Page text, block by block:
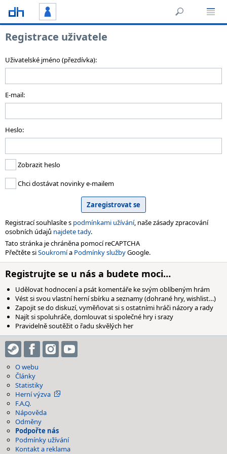
Registrace uživatele
Uživatelské jméno (přezdívka):
E-mail:
Heslo:
Zobrazit heslo
Chci dostávat novinky e-mailem
Registrací souhlasíte s podmínkami užívání, naše zásady zpracování
osobních údajů najdete tady.
Tato stránka je chráněna pomocí reCAPTCHA
Přečtěte siSoukromía Podmínky službyGoogle.
Registrujte se u nás a budete moci…
Udělovat hodnocení a psát komentáře ke svým oblíbeným hrám
Vést si svou vlastní herní sbírku a seznamy (dohrané hry, wishlist…)
Zapojit se do diskuzí, vyměňovat si s ostatními hráči názory a rady
Najít si spoluhráče, domlouvat si společné hry i srazy
Pravidelně soutěžit o řadu skvělých her
O webu
Články
Statistiky
Herní výzva
F.A.Q.
Nápověda
Odměny
Podpořte nás
Podmínky užívání
Kontakt a reklama